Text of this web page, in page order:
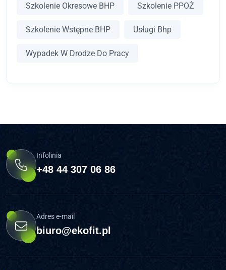
Szkolenie Okresowe BHP Szkolenie PPOŻ
Szkolenie Wstępne BHP Usługi Bhp
Wypadek W Drodze Do Pracy
Infolinia
+48 44 307 06 86
Adres e-mail
biuro@ekofit.pl